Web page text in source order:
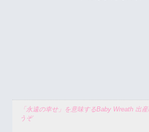
「永遠の幸せ」を意味するBaby Wreath 出
うぞ